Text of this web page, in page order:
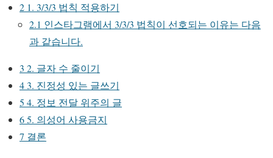
2 1. 3/3/3 법칙 적용하기
2.1 인스타그램에서 3/3/3 법칙이 선호되는 이유는 다음
과 같습니다.
3 2. 글자 수 줄이기
43. 진정성 있는 글쓰기
5 4. 정보 전달 위주의 글
65. 의성어 사용금지
7 결론